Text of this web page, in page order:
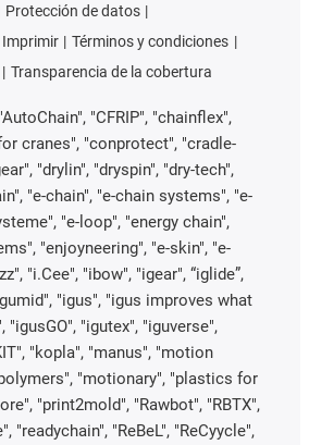
Protección de datos
Imprimir
Términos y condiciones
Transparencia de la cobertura
"CFRIP", "chainflex",
cranes", "conprotect", "cradle-
"drylin", "dryspin", "dry-tech",
"e-chain", "e-chain systems", "e-
"e-loop", "energy chain",
"enjoyneering", "e-skin", "e-
"i.Cee", "ibow", "igear", “iglide”,
"igus", "igus improves what
"igusGO", "igutex", "iguverse",
"kopla", "manus", "motion
"motionary", "plastics for
"print2mold", "Rawbot", "RBTX",
"readychain", "ReBeL", "ReCyycle",